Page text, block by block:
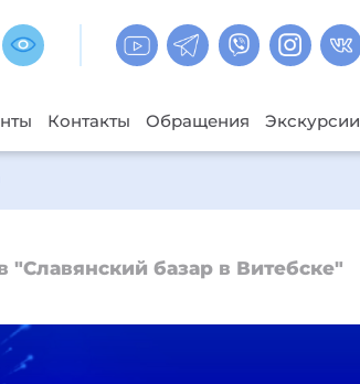
Контакты Обращения Экскурсии
базар в Витебске"